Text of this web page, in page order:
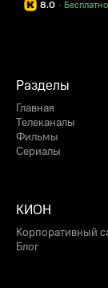
8.0 Бесплатно
·
Разделы
Главная
Телеканалы
Фильмы
Сериалы
КИОН
Корпоративный
Блог